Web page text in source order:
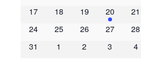
m
é
n
17
18 19 20 21
24
25 26 27 28
31
1 2 3 4